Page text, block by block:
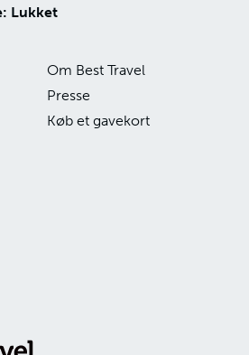
Lukket
Om Best Travel
Presse
Køb et gavekort